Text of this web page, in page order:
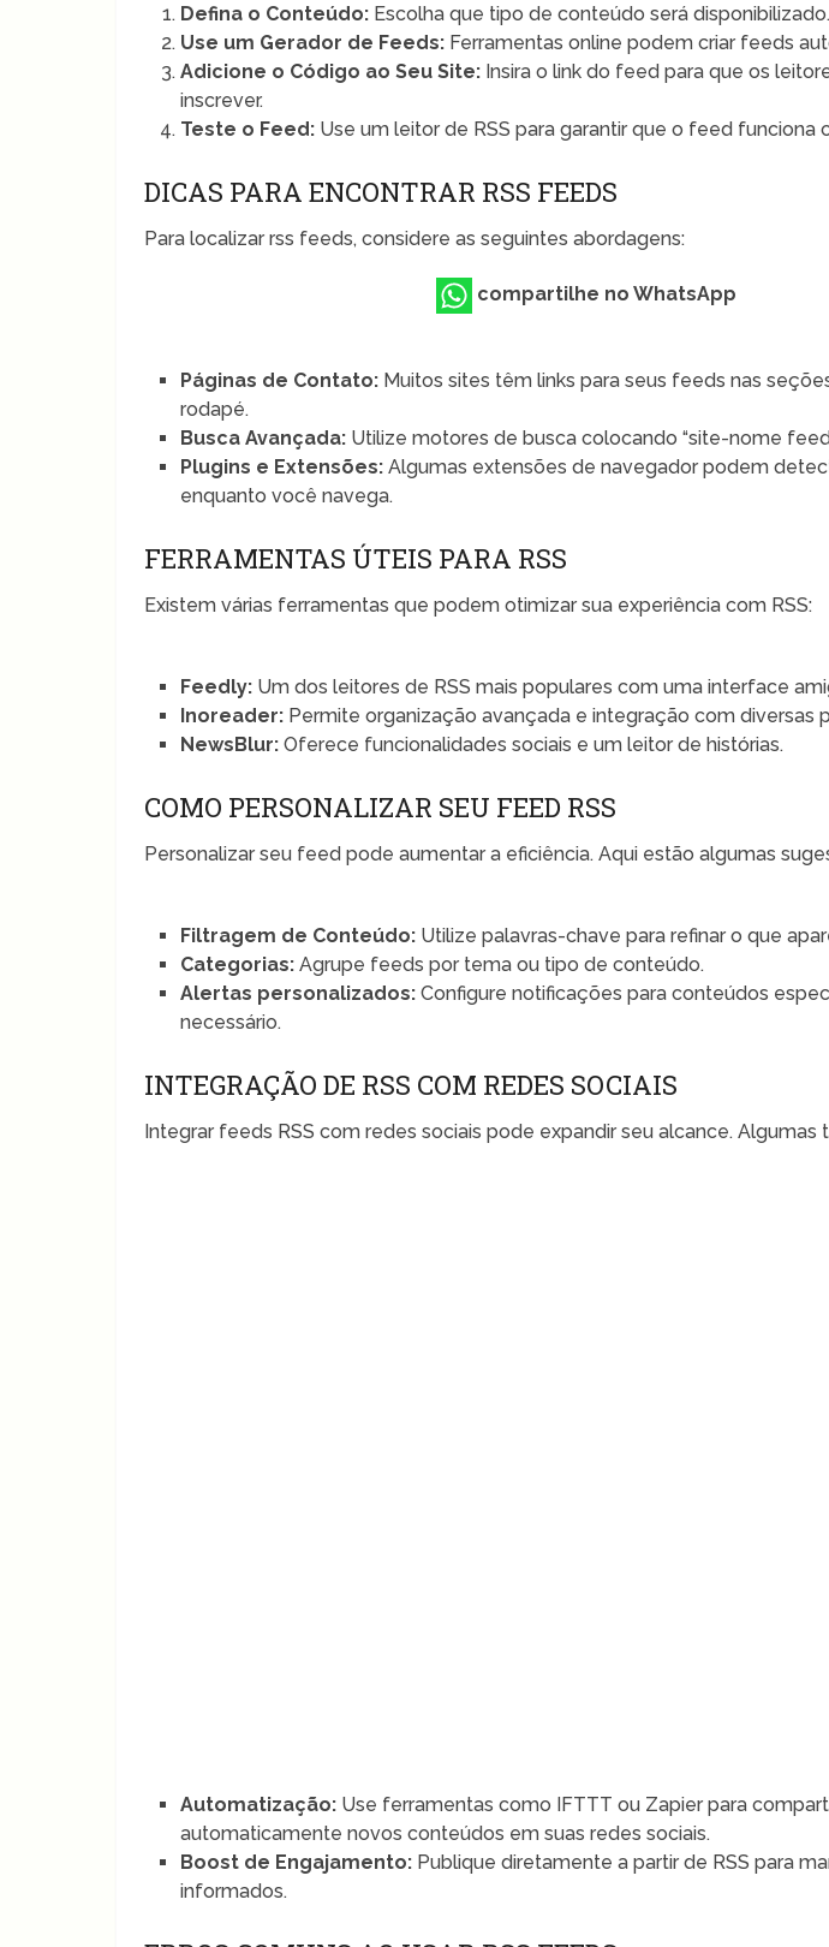
Defina o Conteúdo: Escolha que tipo de conteúdo será disponibilizado.
Use um Gerador de Feeds: Ferramentas online podem criar feeds
Adicione o Código ao Seu Site: Insira o link do feed para que os
inscrever.
Teste o Feed: Use um leitor de RSS para garantir que o feed funciona
DICAS PARA ENCONTRAR RSS FEEDS
Para localizar rss feeds, considere as seguintes abordagens:
compartilhe no WhatsApp
Páginas de Contato: Muitos sites têm links para seus feeds nas
rodapé.
Busca Avançada: Utilize motores de busca colocando “site-nome
Plugins e Extensões: Algumas extensões de navegador podem
enquanto você navega.
FERRAMENTAS ÚTEIS PARA RSS
Existem várias ferramentas que podem otimizar sua experiência com RSS:
Feedly: Um dos leitores de RSS mais populares com uma interface
Inoreader: Permite organização avançada e integração com diversas
NewsBlur: Oferece funcionalidades sociais e um leitor de histórias.
COMO PERSONALIZAR SEU FEED RSS
Personalizar seu feed pode aumentar a eficiência. Aqui estão algumas
Filtragem de Conteúdo: Utilize palavras-chave para refinar o que
Categorias: Agrupe feeds por tema ou tipo de conteúdo.
Alertas personalizados: Configure notificações para conteúdos
necessário.
INTEGRAÇÃO DE RSS COM REDES SOCIAIS
Integrar feeds RSS com redes sociais pode expandir seu alcance. Algumas
Automatização: Use ferramentas como IFTTT ou Zapier para
automaticamente novos conteúdos em suas redes sociais.
Boost de Engajamento: Publique diretamente a partir de RSS para
informados.